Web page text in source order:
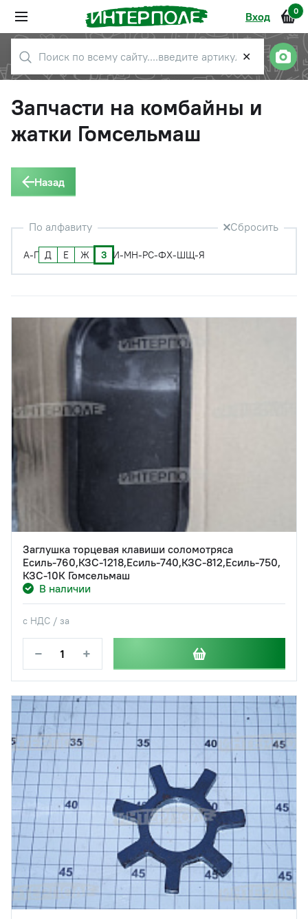
Вход 0
✕
Запчасти на комбайны и
жатки Гомсельмаш
Назад
По алфавиту Сбросить
А-Г Д Е Ж З И-МН-РС-ФХ-ШЩ-Я
Заглушка торцевая клавиши соломотряса
Есиль-760,КЗС-1218,Есиль-740,КЗС-812,Есиль-750,
КЗС-10К Гомсельмаш
В наличии
с НДС / за
− +